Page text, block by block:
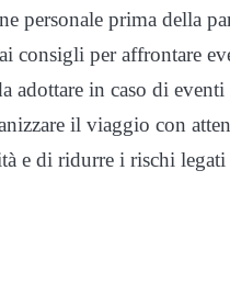
personale prima della
consigli per affrontare
adottare in caso di
il viaggio con
e di ridurre i rischi